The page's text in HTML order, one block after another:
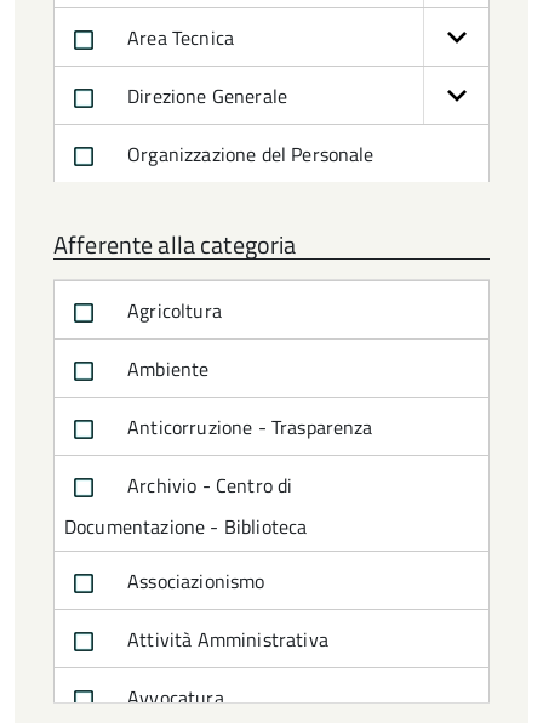
Area Tecnica
Direzione Generale
Organizzazione del Personale
Afferente alla categoria
Agricoltura
Ambiente
Anticorruzione - Trasparenza
Archivio - Centro di
Documentazione - Biblioteca
Associazionismo
Attività Amministrativa
Avvocatura